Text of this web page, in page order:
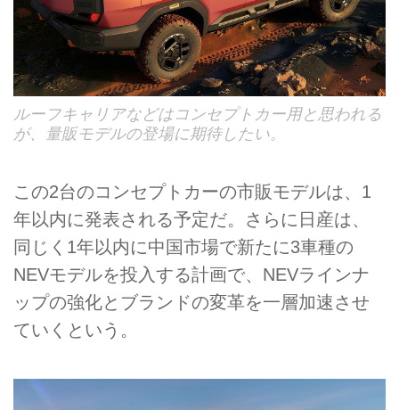
ルーフキャリアなどはコンセプトカー用と思われる
が、量販モデルの登場に期待したい。
この2台のコンセプトカーの市販モデルは、1
年以内に発表される予定だ。さらに日産は、
同じく1年以内に中国市場で新たに3車種の
NEVモデルを投入する計画で、NEVラインナ
ップの強化とブランドの変革を一層加速させ
ていくという。